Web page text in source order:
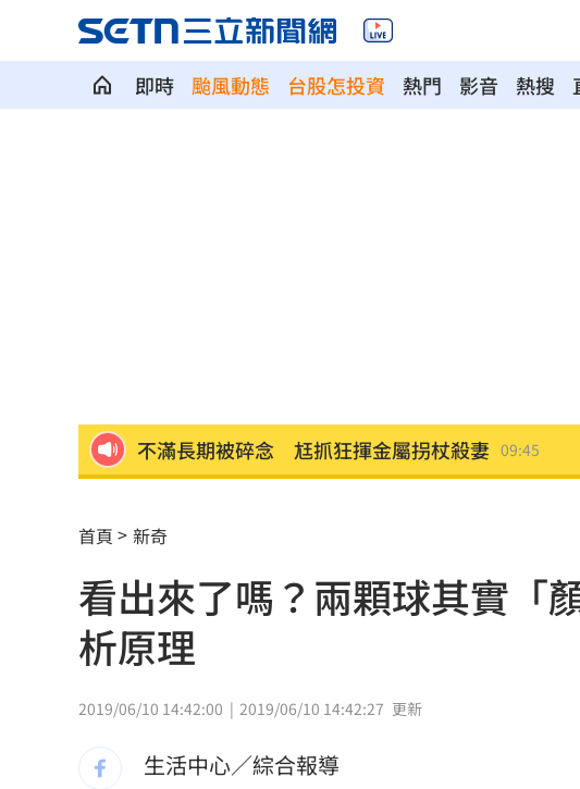
即時 颱風動態 台股怎投資 熱門 影音 熱搜
不滿長期被碎念 尪抓狂揮金屬拐杖殺妻 09:45
母入獄陸軍兒探監逃兵…躲一年判拘役59天
邱瓈寬公司營收衰退 點名王心凌、楊丞琳 09:33
收重複訂購郵件！他急做1事積蓄瞬間蒸發
裘莉哥哥出櫃 認了：「我是同性戀」
楚奧特第6次在生日開轟 成MLB史上第3人
首頁 新奇
看出來了嗎？兩顆球其實
析原理
2019/06/10 14:42:00 2019/06/10 14:42:27 更新
生活中心／綜合報導